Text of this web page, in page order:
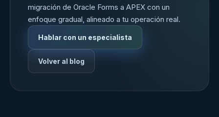
migración de Oracle Forms a APEX con un
enfoque gradual, alineado a tu operación real.
Hablar con un especialista
Volver al blog